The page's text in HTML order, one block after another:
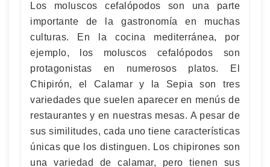
Los moluscos cefalópodos son una parte
importante de la gastronomía en muchas
culturas. En la cocina mediterránea, por
ejemplo, los moluscos cefalópodos son
protagonistas en numerosos platos. El
Chipirón, el Calamar y la Sepia son tres
variedades que suelen aparecer en menús de
restaurantes y en nuestras mesas. A pesar de
sus similitudes, cada uno tiene características
únicas que los distinguen. Los chipirones son
una variedad de calamar, pero tienen sus